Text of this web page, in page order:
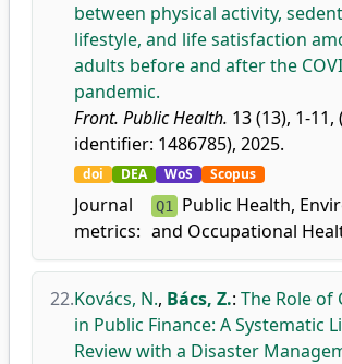
between physical activity,
lifestyle, and life satisfaction
adults before and after the
pandemic.
Front. Public Health. 13 (13), 1-
identifier: 1486785), 2025.
doi DEA WoS Scopus
Journal
metrics:
Q1
Public Health,
and Occupational
22.Kovács, N., Bács, Z.: The Role of
in Public Finance: A Systematic
Review with a Disaster